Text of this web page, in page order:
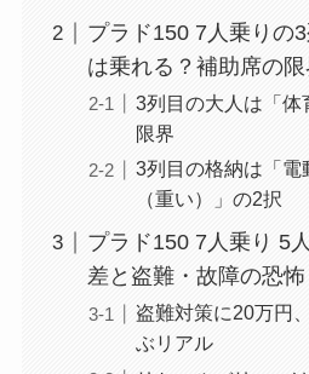
プラド150 7人乗りの
は乗れる？補助席の限
3列目の大人は「
限界
3列目の格納は「電
（重い）」の2択
プラド150 7人乗り 5
差と盗難・故障の恐怖
盗難対策に20万円
ぶリアル